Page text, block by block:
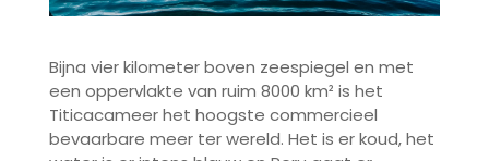
Bijna vier kilometer boven zeespiegel en met
een oppervlakte van ruim 8000 km² is het
Titicacameer het hoogste commercieel
bevaarbare meer ter wereld. Het is er koud, het